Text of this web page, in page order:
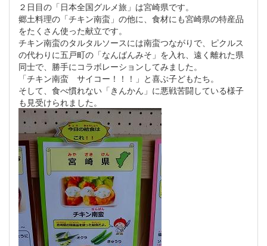
２日目の「日本全国グルメ旅」は宮崎県です。
郷土料理の「チキン南蛮」の他に、食材にも宮崎県の特産品
をたくさん使った献立です。
チキン南蛮のタルタルソースには南蛮つながりで、ピクルス
の代わりに五戸町の「なんばんみそ」を入れ、遠く離れた県
同士で、勝手にコラボレーションしてみました。
「チキン南蛮 サイコー！！！」と喜ぶ子どもたち。
そして、食べ慣れない「きんかん」に悪戦苦闘している様子
も見受けられました。